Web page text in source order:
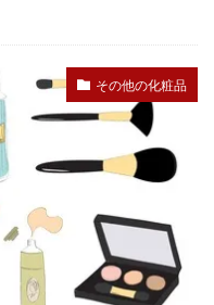
その他の化粧品